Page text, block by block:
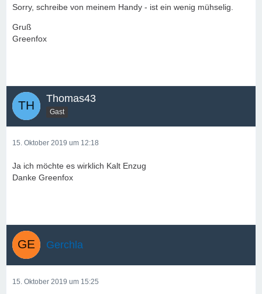
Sorry, schreibe von meinem Handy - ist ein wenig mühselig.
Gruß
Greenfox
Thomas43
Gast
15. Oktober 2019 um 12:18
Ja ich möchte es wirklich Kalt Enzug
Danke Greenfox
Gerchla
15. Oktober 2019 um 15:25